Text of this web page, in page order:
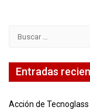
Entradas
Acción de